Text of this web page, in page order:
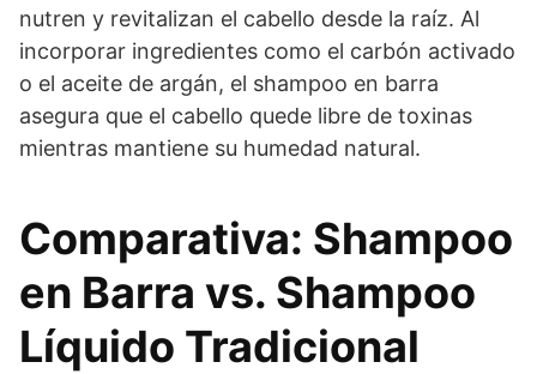
nutren y revitalizan el cabello desde la raíz. Al
incorporar ingredientes como el carbón activado
o el aceite de argán, el shampoo en barra
asegura que el cabello quede libre de toxinas
mientras mantiene su humedad natural.
Comparativa: Shampoo
en Barra vs. Shampoo
Líquido Tradicional